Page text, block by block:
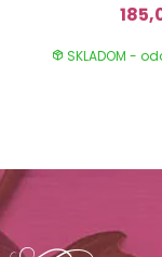
SKLADOM -